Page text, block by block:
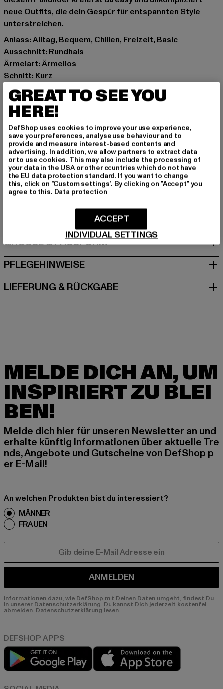
neue Outfits, die dein Gespür für entspannten Style
unterstreichen.
Anlass: Alltag, Bequem, Chillen, Freizeit, Basic
Ausschnitt: Rundhals
Ärmelart: Ärmellos
Schnitt: Kurz
Marke: Urban Classics
Kat.: Pullover
Farbe: grau
Hersteller Farbe: lightasphalt
Materialzusammensetzung: 76% Polyester, 10%
Polyacryl, 8% Polyamid, 6% Elasthan
Art.Nr: TB7460-02946
Hersteller: TB International GmbH |info@tbint.de
Dr.-Robert-Murjahn-Straße 7 | 64372 Ober-Ramstadt |
GRÖSSE & PASSFORM
PFLEGEHINWEISE
LIEFERUNG & RÜCKGABE
MELDE DICH AN, UM
INSPIRIERT ZU BLEI
BEN!
Melde dich hier für unseren Newsletter an und
erhalte künftig Informationen über aktuelle Tre
nds, Angebote und Gutscheine von DefShop p
er E-Mail!
An welchen Produkten bist du interessiert?
MÄNNER
FRAUEN
ANMELDEN
Informationen dazu, wie DefShop mit Deinen Daten umgeht, findest Du
in unserer Datenschutzerklärung. Du kannst Dich jederzeit kostenfei
abmelden. Datenschutzerklärung lesen.
Play market
GREAT TO SEE YOU
HERE!
DefShop uses cookies to improve your use experience,
save your preferences, analyse use behaviour and to
provide and measure interest-based contents and
advertising. In addition, we allow partners to extract data
or to use cookies. This may also include the processing of
your data in the USA or other countries which do not have
the EU data protection standard. If you want to change
this, click on "Custom settings". By clicking on "Accept" you
agree to this. Data protection
INDIVIDUAL SETTINGS
ACCEPT